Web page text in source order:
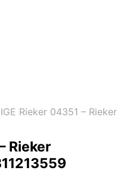
Rieker 04351 – Rieker
Rieker